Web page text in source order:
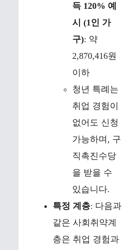
득 120% 예
시 (1인 가
구): 약
2,870,416원
이하
청년 특례는
취업 경험이
없어도 신청
가능하며, 구
직촉진수당
을 받을 수
있습니다.
특정 계층: 다음과
같은 사회취약계
층은 취업 경험과